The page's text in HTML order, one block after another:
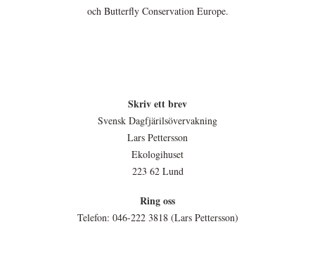
och Butterfly Conservation Europe.
Skriv ett brev
Svensk Dagfjärilsövervakning
Lars Pettersson
Ekologihuset
223 62 Lund
Ring oss
Telefon: 046-222 3818 (Lars Pettersson)